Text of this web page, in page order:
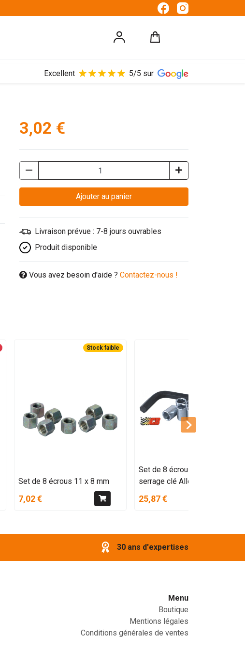
Excellent 5/5 sur
3,02 €
Ajouter au panier
Livraison prévue : 7-8 jours ouvrables
Produit disponible
Vous avez besoin d'aide ? Contactez-nous !
Stock faible
Set de 8 écrous 11 x 8 mm
7,02 €
Set de 8 écrous 8mm à
serrage clé Allen
25,87 €
30 ans d'expertises
Menu
Boutique
Mentions légales
Conditions générales de ventes